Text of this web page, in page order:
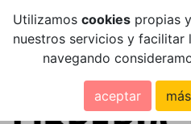
Utilizamos cookies propias
nuestros servicios y facilitar
navegando
aceptar